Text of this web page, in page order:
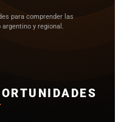
para comprender las
y regional.